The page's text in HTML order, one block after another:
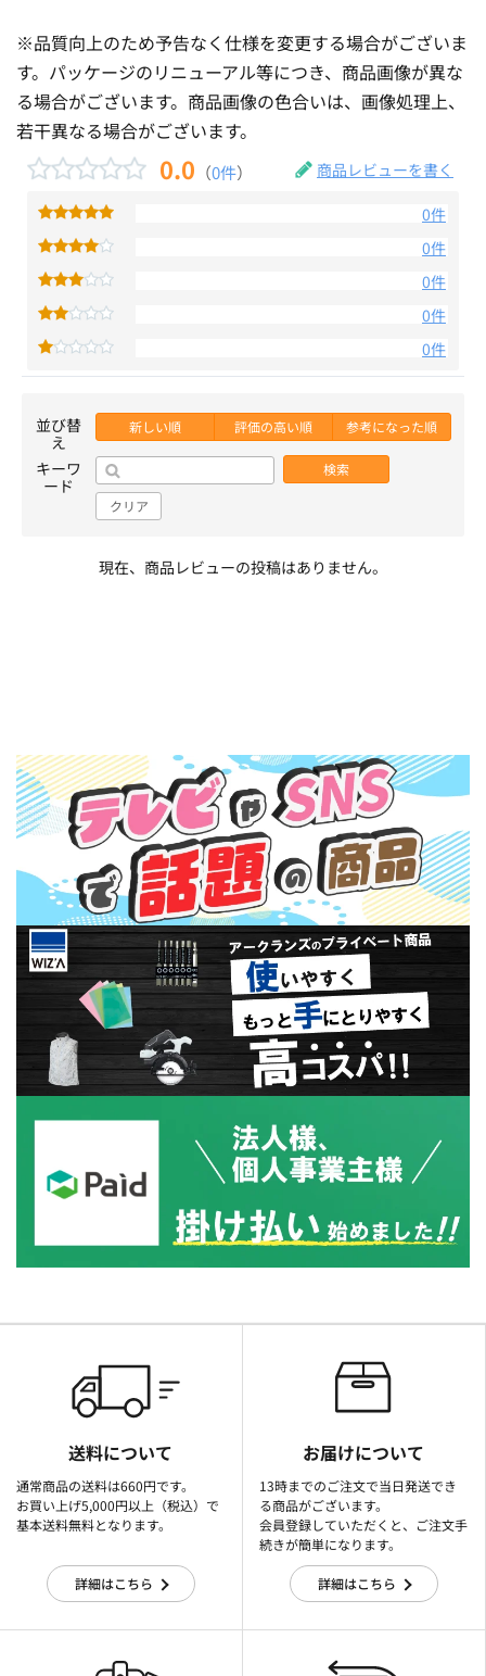
※品質向上のため予告なく仕様を変更する場合がございま
す。パッケージのリニューアル等につき、商品画像が異な
る場合がございます。商品画像の色合いは、画像処理上、
若干異なる場合がございます。
0.0 （0件） 商品レビューを書く
0件
0件
0件
0件
0件
並び替
え
新しい順 評価の高い順 参考になった順
キーワ
ード
検索
クリア
現在、商品レビューの投稿はありません。
送料について
通常商品の送料は660円です。
お買い上げ5,000円以上（税込）で
基本送料無料となります。
詳細はこちら
お届けについて
13時までのご注文で当日発送でき
る商品がございます。
会員登録していただくと、ご注文手
続きが簡単になります。
詳細はこちら